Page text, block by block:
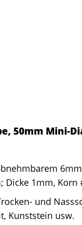
50mm Mini-
1mm, Korn
und
Kunststein usw.